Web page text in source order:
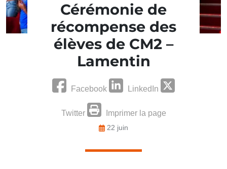
Cérémonie de
récompense des
élèves de CM2 –
Lamentin
Facebook LinkedIn
Twitter Imprimer la page
22 juin